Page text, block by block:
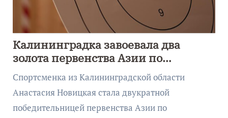
Калининградка завоевала два
золота первенства Азии по
метанию ножа
Спортсменка из Калининградской области
Анастасия Новицкая стала двукратной
победительницей первенства Азии по